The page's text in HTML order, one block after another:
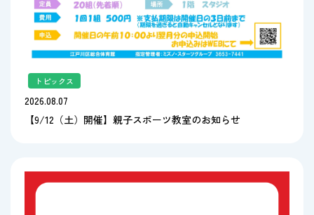
トピックス
2026.08.07
【9/12（土）開催】親子スポーツ教室のお知らせ